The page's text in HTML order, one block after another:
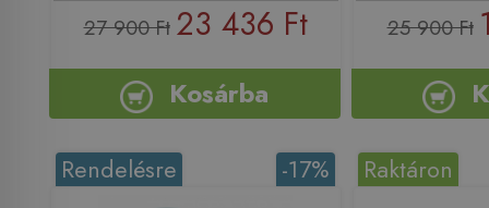
27 900 Ft 23 436 Ft
Kosárba
25 900 Ft
-17%
Rendelésre Raktáron